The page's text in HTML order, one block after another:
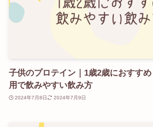
子供のプロテイン｜1歳2歳におすす
用で飲みやすい飲み方
2024年7月8日 2024年7月9日